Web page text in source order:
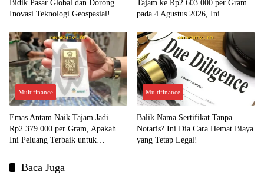
Bidik Pasar Global dan Dorong
Inovasi Teknologi Geospasial!
Tajam ke Rp2.603.000 per Gram
pada 4 Agustus 2026, Ini
Multifinance
Emas Antam Naik Tajam Jadi
Rp2.379.000 per Gram, Apakah
Ini Peluang Terbaik untuk
Multifinance
Balik Nama Sertifikat Tanpa
Notaris? Ini Dia Cara Hemat Biaya
yang Tetap Legal!
Baca Juga